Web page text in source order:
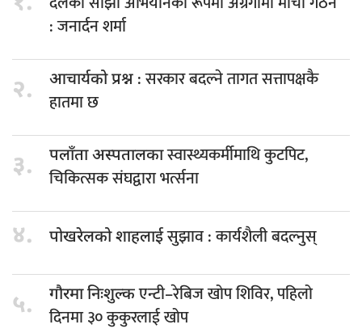
: जनार्दन शर्मा
२. आचार्यको प्रश्न : सरकार बदल्ने तागत सत्तापक्षकै
हातमा छ
३. पलाँता अस्पतालकास्वास्थ्यकर्मीमाथि कुटपिट,
चिकित्सक संघद्वारा भर्त्सना
४. पोखरेलको शाहलाईसुझाव : कार्यशैली बदल्नुस्
५. गौरमा निःशुल्कएन्टी–रेबिज खोप शिविर, पहिलो
दिनमा ३० कुकुरलाई खोप